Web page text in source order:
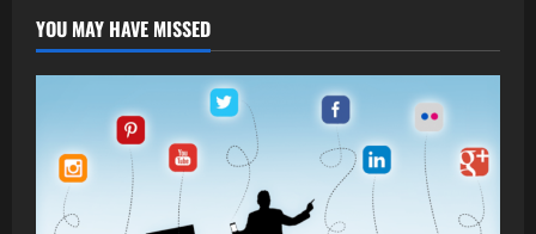
YOU MAY HAVE MISSED